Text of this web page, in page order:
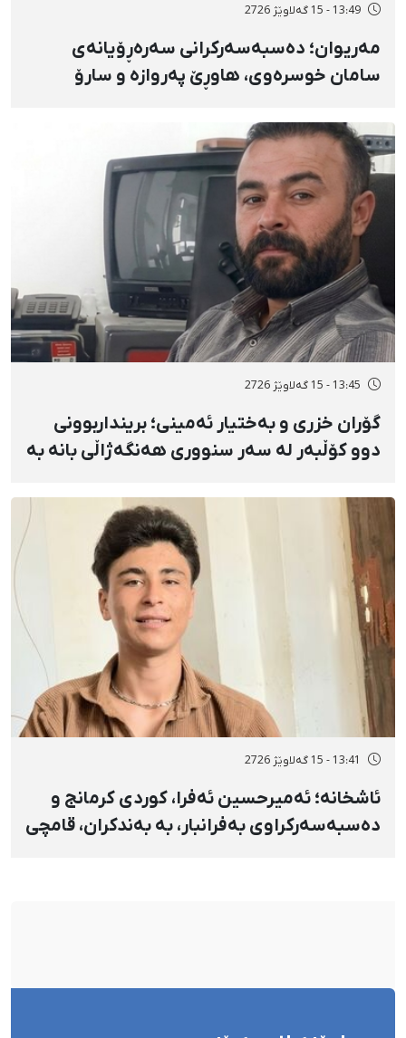
13:49 - 15 گەلاوێژ 2726
مەریوان؛ دەسبەسەرکرانی سەرەڕۆیانەی
سامان خوسرەوی، هاوڕێ پەروازە و سارۆ
گواستنەوەیان بۆ شوێنێکی نادیار
13:45 - 15 گەلاوێژ 2726
گۆران خزری و بەختیار ئەمینی؛ برینداربوونی
دوو کۆڵبەر لە سەر سنووری هەنگەژاڵی بانه بە
تەقینەوەی مین
13:41 - 15 گەلاوێژ 2726
ئاشخانە؛ ئەمیرحسین ئەفرا، کوردی کرمانج و
دەسبەسەرکراوی بەفرانبار، بە بەندکران، قامچی